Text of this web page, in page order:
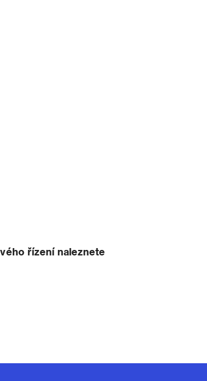
řízení naleznete